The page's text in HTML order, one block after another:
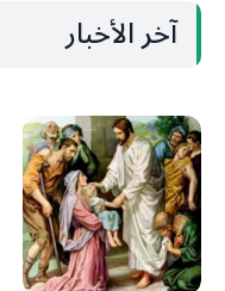
آخر الأخبار